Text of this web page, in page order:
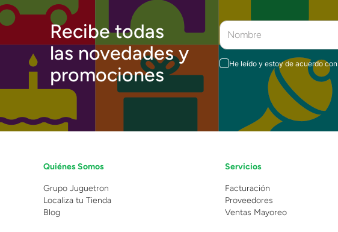
Recibe todas
las novedades y
promociones
He leído y estoy de acuerdo con
Quiénes Somos
Grupo Juguetron
Localiza tu Tienda
Blog
Servicios
Facturación
Proveedores
Ventas Mayoreo